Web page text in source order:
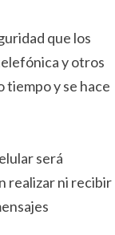
que los
y otros
tiempo y se hace
será
realizar ni recibir